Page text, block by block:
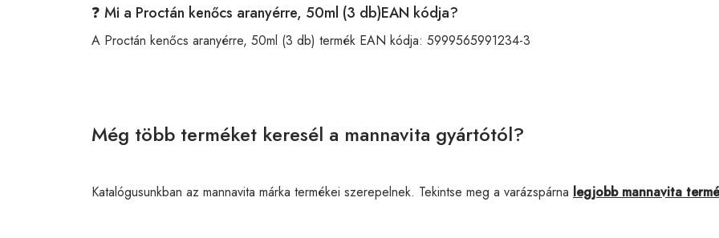
❓ Mi a Proctán kenőcs aranyérre, 50ml (3 db)EAN kódja?
A Proctán kenőcs aranyérre, 50ml (3 db) termék EAN kódja: 5999565991234-3
Még több terméket keresél a mannavita gyártótól?
Katalógusunkban az mannavita márka termékei szerepelnek. Tekintse meg a varázspárna legjobb mannavita